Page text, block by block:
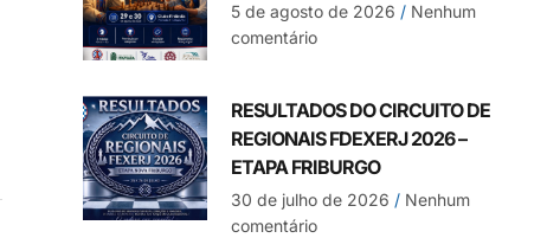
5 de agosto de 2026 Nenhum
comentário
RESULTADOS DO CIRCUITO DE
REGIONAIS FDEXERJ 2026 –
ETAPA FRIBURGO
30 de julho de 2026 Nenhum
comentário